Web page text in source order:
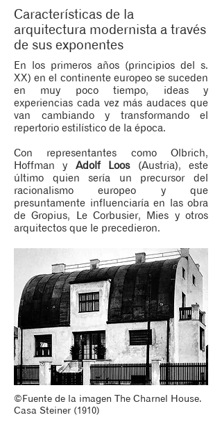
Características de la
arquitectura modernista a través
de sus exponentes
En los primeros años (principios del s.
XX) en el continente europeo se suceden
en muy poco tiempo, ideas y
experiencias cada vez más audaces que
van cambiando y transformando el
repertorio estilístico de la época.
Con representantes como Olbrich,
Hoffman y Adolf Loos(Austria), este
último quien sería un precursor del
racionalismo europeo y que
presuntamente influenciaría en las obra
de Gropius, Le Corbusier, Mies y otros
arquitectos que le precedieron.
©Fuente de la imagen The Charnel House.
Casa Steiner (1910)